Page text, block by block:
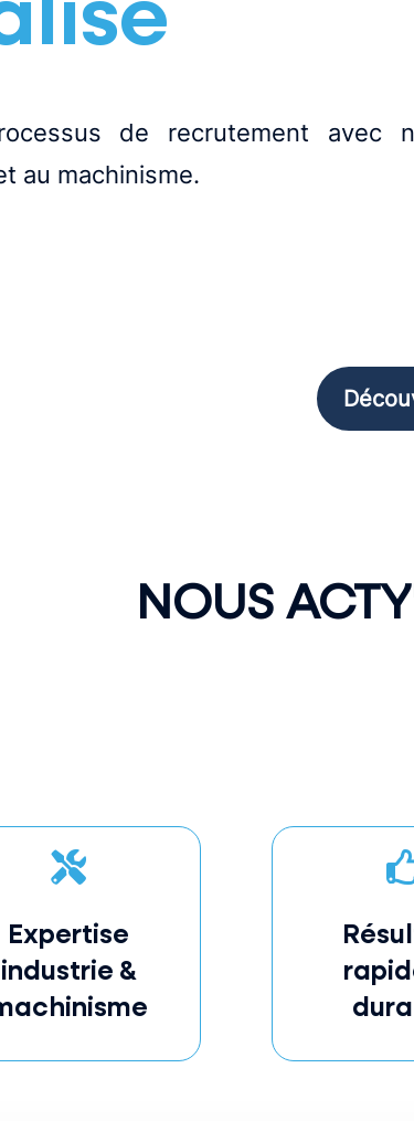
de recrutement avec
au machinisme.
NOUS

Expertise
industrie &